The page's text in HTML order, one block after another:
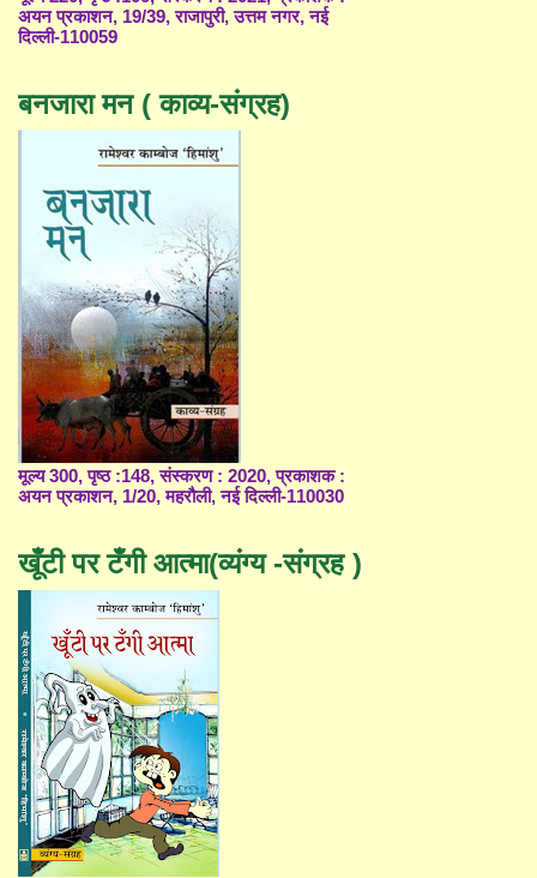
अयन प्रकाशन, 19/39, राजापुरी, उत्तम नगर, नई
दिल्ली-110059
बनजारा मन ( काव्य-संग्रह)
मूल्य 300, पृष्ठ :148, संस्करण : 2020, प्रकाशक :
अयन प्रकाशन, 1/20, महरौली, नई दिल्ली-110030
खूँटी पर टँगी आत्मा(व्यंग्य -संग्रह )